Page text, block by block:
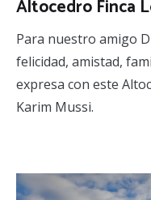
Altocedro Finca
Para nuestro amigo
felicidad, amistad,
expresa con este
Karim Mussi.